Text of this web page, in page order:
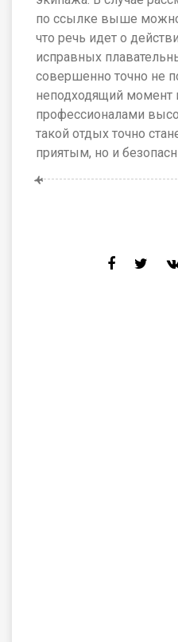
по ссылке выше
что речь идет о
исправных
совершенно точно не
неподходящий момент
профессионалами
такой отдых точно
приятым, но и